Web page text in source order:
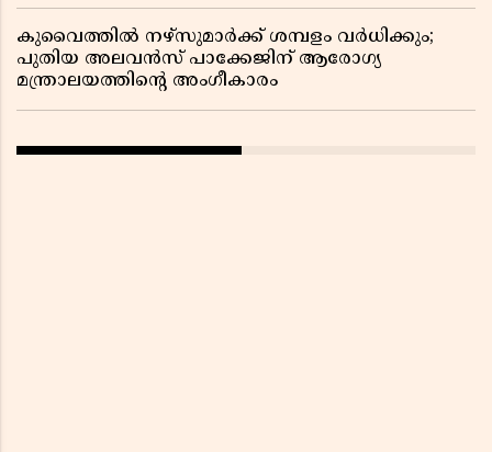
കുവൈത്തിൽ നഴ്‌സുമാർക്ക് ശമ്പളം വർധിക്കും;
പുതിയ അലവൻസ് പാക്കേജിന് ആരോഗ്യ
മന്ത്രാലയത്തിൻ്റെ അംഗീകാരം